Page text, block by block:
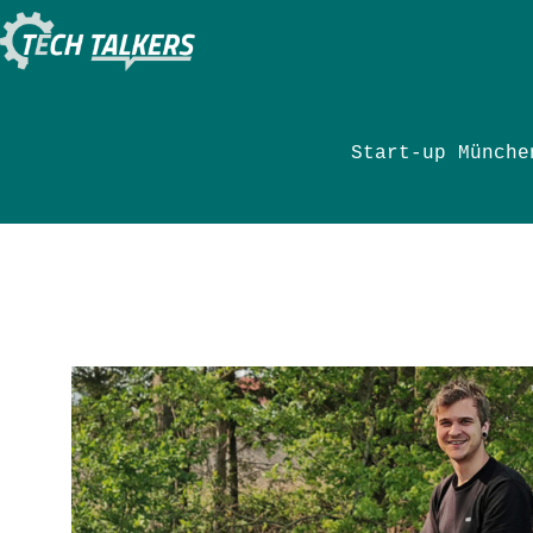
Zum
Inhalt
springen
Start-up